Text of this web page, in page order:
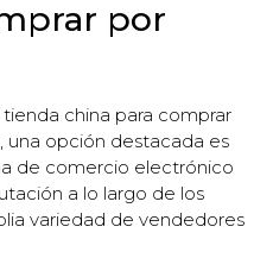
por
china para comprar
una opción destacada es
de comercio electrónico
a lo largo de los
variedad de vendedores